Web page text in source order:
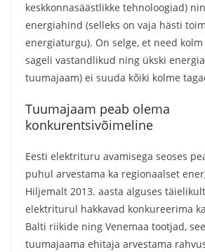
keskkonnasäästlikke tehnoloogiad)
energiahind (selleks on vaja hästi
energiaturgu). On selge, et need
sageli vastandlikud ning ükski
tuumajaam) ei suuda kõiki kolme
Tuumajaam peab olema
konkurentsivõimeline
Eesti elektrituru avamisega seoses
puhul arvestama ka regionaalset
Hiljemalt 2013. aasta alguses
elektriturul hakkavad konkureerima
Balti riikide ning Venemaa tootjad,
tuumajaama ehitaja arvestama